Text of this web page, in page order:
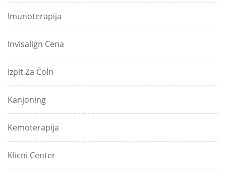
Imunoterapija
Invisalign Cena
Izpit Za Čoln
Kanjoning
Kemoterapija
Klicni Center